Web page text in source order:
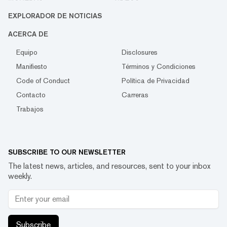
EXPLORADOR DE NOTICIAS
ACERCA DE
Equipo
Disclosures
Manifiesto
Términos y Condiciones
Code of Conduct
Política de Privacidad
Contacto
Carreras
Trabajos
SUBSCRIBE TO OUR NEWSLETTER
The latest news, articles, and resources, sent to your inbox
weekly.
Subscribe